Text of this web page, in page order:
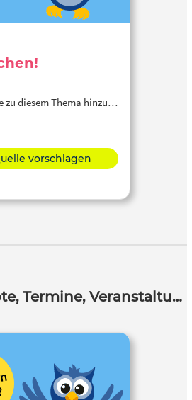
zu diesem Thema hinzu…
vorschlagen
Bildungsangebote, Termine, Veranstaltungen